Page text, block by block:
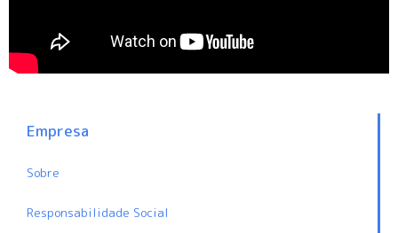
Empresa
Sobre
Responsabilidade Social